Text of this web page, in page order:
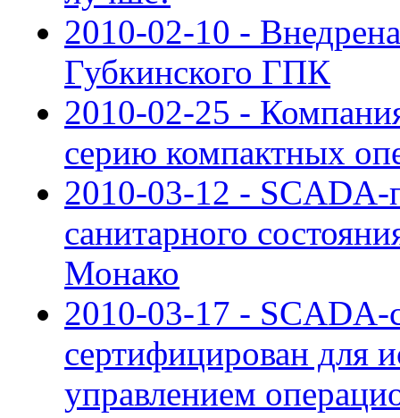
2010-02-10 -
Губкинского ГПК
2010-02-25 -
серию компактных
2010-03-12 - SCADA-
санитарного
Монако
2010-03-17 - SCADA-
сертифицирован для
управлением